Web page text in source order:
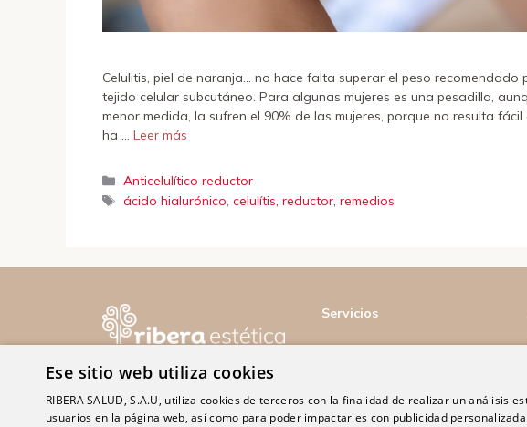
Celulitis, piel de naranja… no hace falta superar el peso
tejido celular subcutáneo. Para algunas mujeres es una pesadilla,
menor medida, la sufren el 90% de las mujeres, porque no resulta
ha … Leer más
Categorías
Anticelulítico reductor
Etiquetas
ácido hialurónico,celulítis,reductor,remedios
Servicios
Ese sitio web utiliza cookies
RIBERA SALUD, S.A.U, utiliza cookies de terceros con la finalidad de realizar un análisis
usuarios en la página web, así como para poder impactarles con publicidad